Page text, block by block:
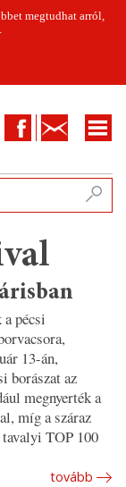
megtudhat arról,
FacebookKapcsolat
WINESOFA
pécsi
13-án,
borászat az
megnyerték a
míg a száraz
TOP 100
tovább